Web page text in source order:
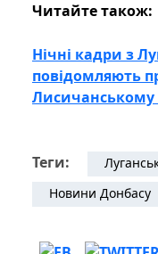
Читайте також:
Нічні кадри з
повідомляють
Теги:
Новини Донбасу